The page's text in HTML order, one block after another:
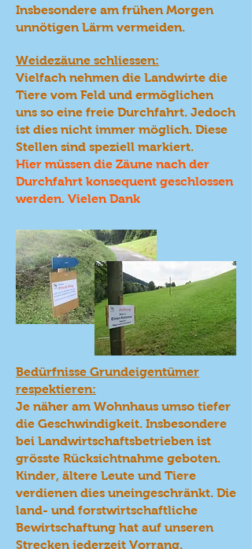
Insbesondere am frühen Morgen
unnötigen Lärm vermeiden.
Weidezäune schliessen:
Vielfach nehmen die Landwirte die
Tiere vom Feld und ermöglichen
uns so eine freie Durchfahrt. Jedoch
ist dies nicht immer möglich. Diese
Stellen sind speziell markiert.
Hier müssen die Zäune nach der
Durchfahrt konsequent geschlossen
werden. Vielen Dank
Bedürfnisse Grundeigentümer
respektieren:
Je näher am Wohnhaus umso tiefer
die Geschwindigkeit. Insbesondere
bei Landwirtschaftsbetrieben ist
grösste Rücksichtnahme geboten.
Kinder, ältere Leute und Tiere
verdienen dies uneingeschränkt. Die
land- und forstwirtschaftliche
Bewirtschaftung hat auf unseren
Strecken jederzeit Vorrang.